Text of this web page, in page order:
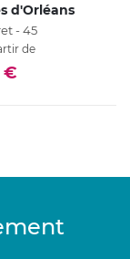
d'Orléans
- 45
de
€